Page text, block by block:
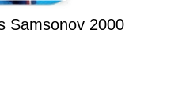
Samsonov 2000